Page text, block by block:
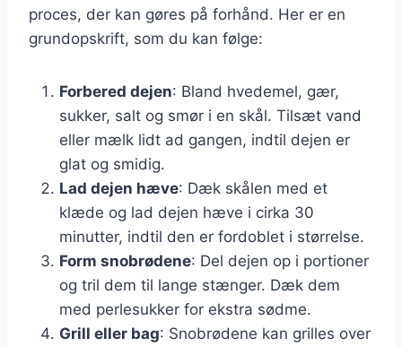
proces, der kan gøres på forhånd. Her er en
grundopskrift, som du kan følge:
Forbered dejen: Bland hvedemel, gær,
sukker, salt og smør i en skål. Tilsæt vand
eller mælk lidt ad gangen, indtil dejen er
glat og smidig.
Lad dejen hæve: Dæk skålen med et
klæde og lad dejen hæve i cirka 30
minutter, indtil den er fordoblet i størrelse.
Form snobrødene: Del dejen op i portioner
og tril dem til lange stænger. Dæk dem
med perlesukker for ekstra sødme.
Grill eller bag: Snobrødene kan grilles over